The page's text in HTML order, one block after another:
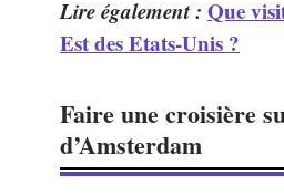
Lire également : Que
Est des Etats-Unis ?
Faire une croisière
d’Amsterdam